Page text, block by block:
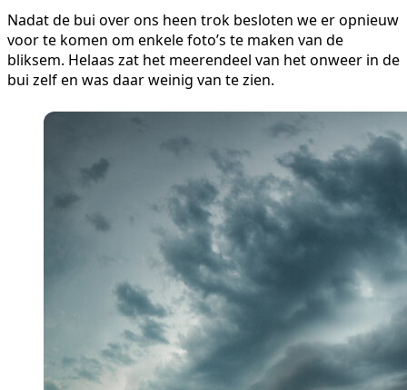
Nadat de bui over ons heen trok besloten we er opnieuw
voor te komen om enkele foto’s te maken van de
bliksem. Helaas zat het meerendeel van het onweer in de
bui zelf en was daar weinig van te zien.